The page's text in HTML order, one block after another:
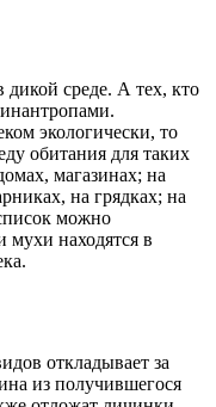
среде. А тех, кто
экологически, то
обитания для таких
магазинах; на
на грядках; на
можно
мухи находятся в
откладывает за
из получившегося